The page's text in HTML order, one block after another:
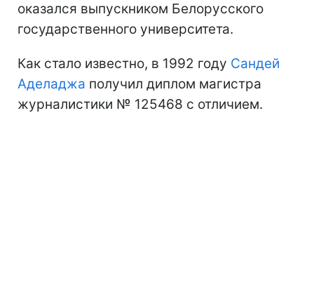
оказался выпускником Белорусского
государственного университета.
Как стало известно, в 1992 году Сандей
Аделаджа получил диплом магистра
журналистики № 125468 с отличием.